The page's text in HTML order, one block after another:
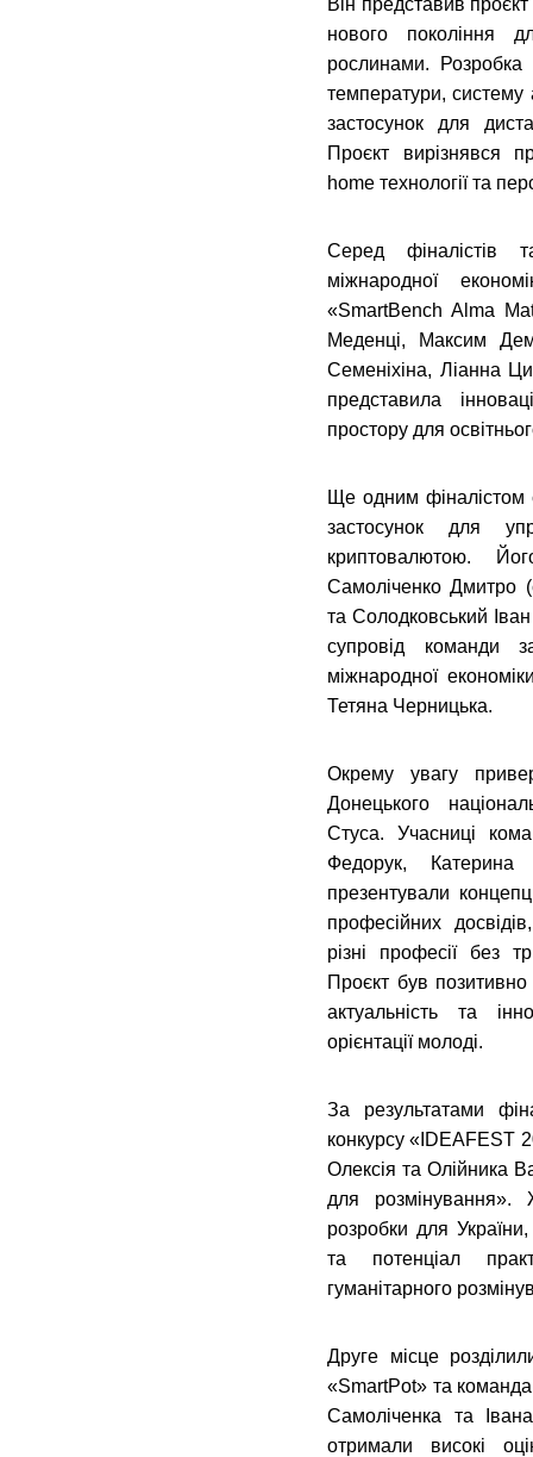
Він представив
нового покоління
рослинами. Розробка
температури, систему
застосунок для
Проєкт вирізнявся
home технології та
Серед фіналістів
міжнародної
«SmartBench Alma
Меденці, Максим
Семеніхіна, Ліанна
представила
простору для
Ще одним фіналістом
застосунок для
криптовалютою.
Самоліченко Дмитро
та Солодковський
супровід команди
міжнародної
Тетяна Черницька.
Окрему увагу
Донецького
Стуса. Учасниці
Федорук,
презентували
професійних
різні професії без
Проєкт був
актуальність та
орієнтації молоді.
За результатами
конкурсу «IDEAFEST
Олексія та Олійника
для розмінування».
розробки для України,
та потенціал
гуманітарного
Друге місце
«SmartPot» та
Самоліченка та
отримали високі